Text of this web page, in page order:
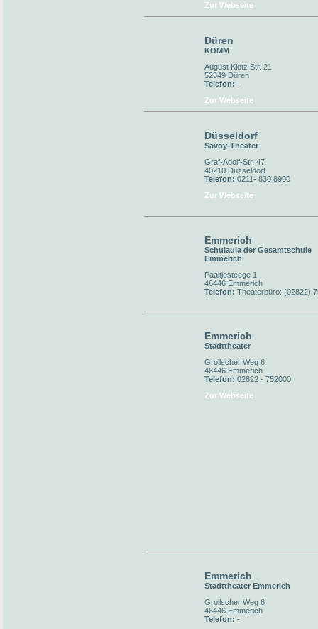
Zur Webseite
Düren
KOMM
August Klotz Str. 21
52349 Düren
Telefon: -
Zur Webseite
Düsseldorf
Savoy-Theater
Graf-Adolf-Str. 47
40210 Düsseldorf
Telefon: 0211- 830 8900
Zur Webseite
Emmerich
Schulaula der Gesamtschule
Emmerich
Paaltjesteege 1
46446 Emmerich
Telefon: Theaterbüro: (02822)
Emmerich
Stadttheater
Grollscher Weg 6
46446 Emmerich
Telefon: 02822 - 752000
Zur Webseite
Emmerich
Stadttheater Emmerich
Grollscher Weg 6
46446 Emmerich
Telefon: -